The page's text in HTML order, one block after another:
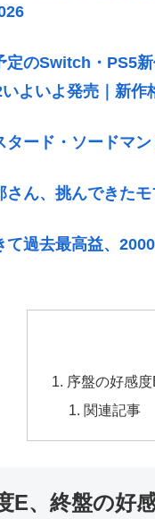
定のSwitch・PS5
よいよ発売｜新作
タード・ソードマ
さん、挑んできた
て過去最高益、
序盤の好感
関連記事
E、終盤の好